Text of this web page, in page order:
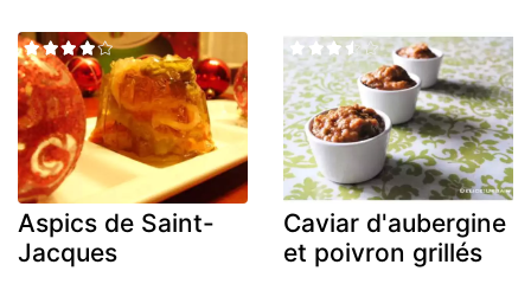
Aspics de Saint-
Jacques
Caviar d'aubergine
et poivron grillés